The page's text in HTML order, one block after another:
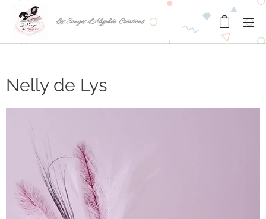
Les Songes d'Alyphée Créations
Nelly de Lys